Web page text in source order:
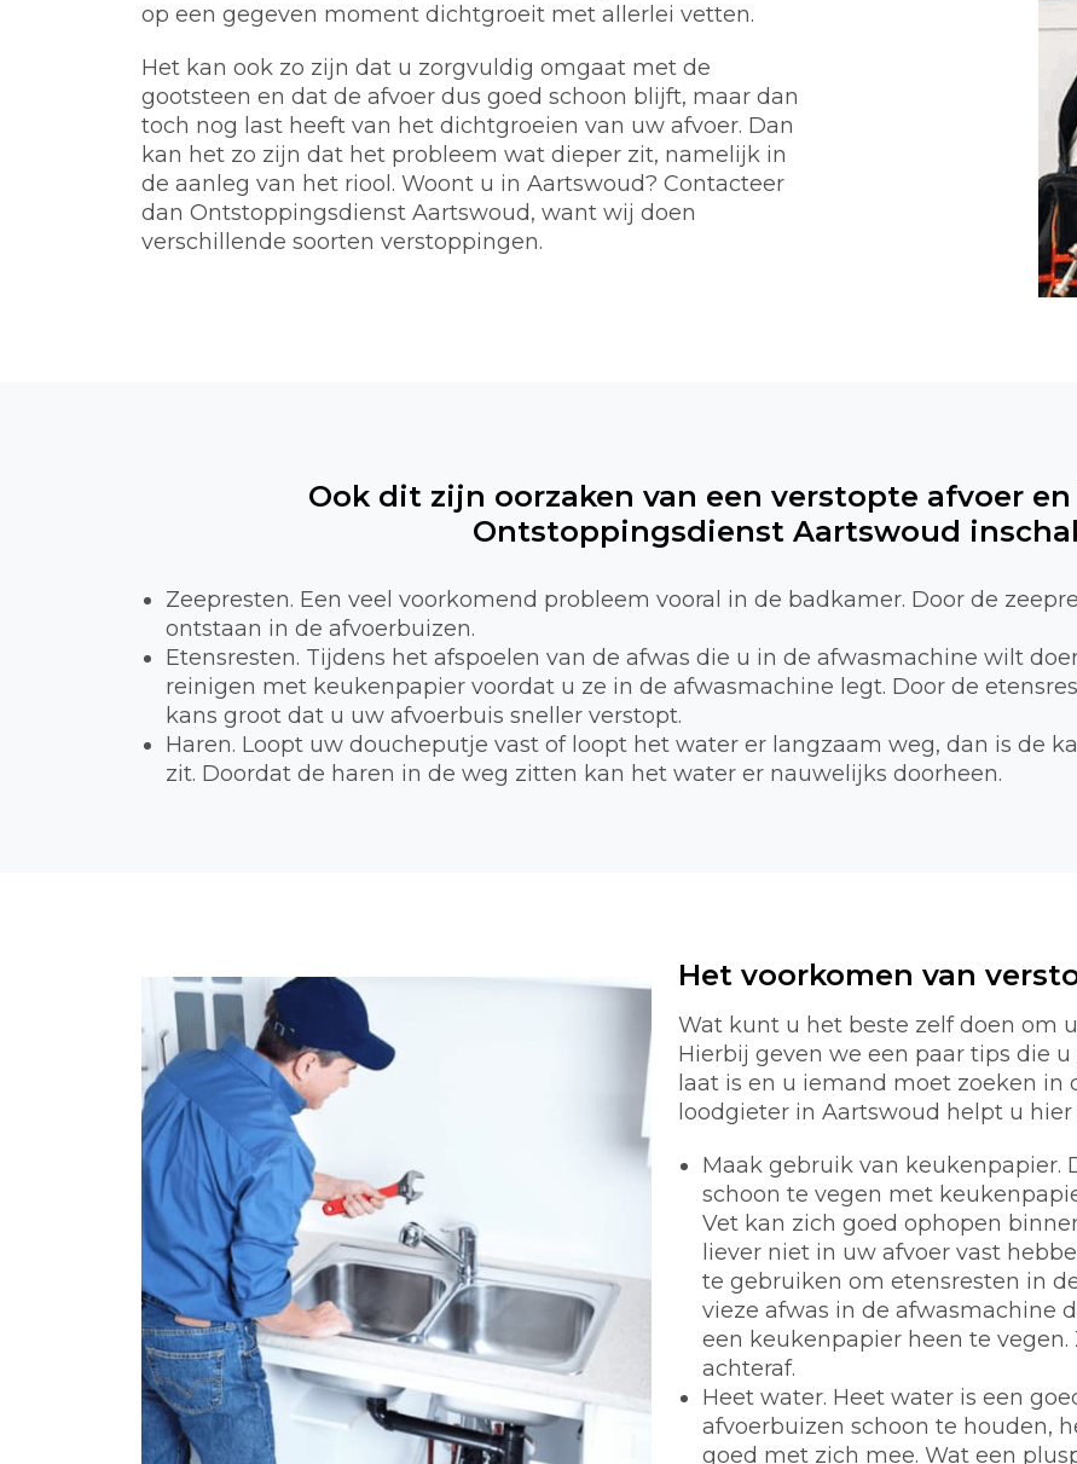
op een gegeven moment dichtgroeit met allerlei vetten.
Het kan ook zo zijn dat u zorgvuldig omgaat met de
gootsteen en dat de afvoer dus goed schoon blijft, maar dan
toch nog last heeft van het dichtgroeien van uw afvoer. Dan
kan het zo zijn dat het probleem wat dieper zit, namelijk in
de aanleg van het riool. Woont u in Aartswoud? Contacteer
dan Ontstoppingsdienst Aartswoud, want wij doen
verschillende soorten verstoppingen.
Ook dit zijn oorzaken van een verstopte afvoer
Ontstoppingsdienst Aartswoud
Zeepresten. Een veel voorkomend probleem vooral in de badkamer. Door de
ontstaan in de afvoerbuizen.
Etensresten. Tijdens het afspoelen van de afwas die u in de afwasmachine wilt
reinigen met keukenpapier voordat u ze in de afwasmachine legt. Door de
kans groot dat u uw afvoerbuis sneller verstopt.
Haren. Loopt uw doucheputje vast of loopt het water er langzaam weg, dan is de
zit. Doordat de haren in de weg zitten kan het water er nauwelijks doorheen.
Het voorkomen van
Wat kunt u het beste zelf doen om
Hierbij geven we een paar tips die
laat is en u iemand moet zoeken in
loodgieter in Aartswoud helpt u hier
Maak gebruik van keukenpapier.
schoon te vegen met
Vet kan zich goed ophopen
liever niet in uw afvoer vast
te gebruiken om etensresten in
vieze afwas in de afwasmachine
een keukenpapier heen te
achteraf.
Heet water. Heet water is een
afvoerbuizen schoon te houden,
goed met zich mee. Wat een